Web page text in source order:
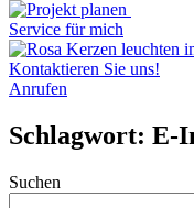
Service für mich
Kontaktieren Sie uns!
Anrufen
Schlagwort: E-
Suchen